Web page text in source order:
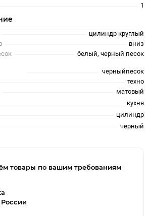
1
цилиндр круглый
вниз
белый, черный песок
черныйпесок
техно
матовый
кухня
цилиндр
черный
товары по вашим требованиям